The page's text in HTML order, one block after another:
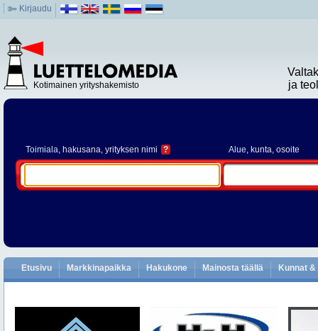
Kirjaudu
Kotimainen yrityshakemisto
ja
Toimiala, hakusana, yrityksen nimi ? Alue, kunta, osoite
Etusivu Markkinapaikka Hakukone Mainosta täällä Kunnat